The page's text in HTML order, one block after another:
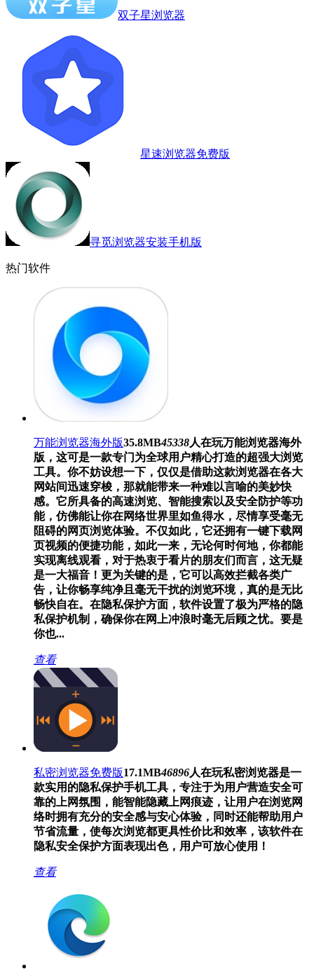
双子星浏览器
星速浏览器免费版
寻觅浏览器安装手机版
热门软件
万能浏览器海外版35.8MB45338人在玩万能浏览器海外
版，这可是一款专门为全球用户精心打造的超强大浏览
工具。你不妨设想一下，仅仅是借助这款浏览器在各大
网站间迅速穿梭，那就能带来一种难以言喻的美妙快
感。它所具备的高速浏览、智能搜索以及安全防护等功
能，仿佛能让你在网络世界里如鱼得水，尽情享受毫无
阻碍的网页浏览体验。不仅如此，它还拥有一键下载网
页视频的便捷功能，如此一来，无论何时何地，你都能
实现离线观看，对于热衷于看片的朋友们而言，这无疑
是一大福音！更为关键的是，它可以高效拦截各类广
告，让你畅享纯净且毫无干扰的浏览环境，真的是无比
畅快自在。在隐私保护方面，软件设置了极为严格的隐
私保护机制，确保你在网上冲浪时毫无后顾之忧。要是
你也...
查看
私密浏览器免费版17.1MB46896人在玩私密浏览器是一
款实用的隐私保护手机工具，专注于为用户营造安全可
靠的上网氛围，能智能隐藏上网痕迹，让用户在浏览网
络时拥有充分的安全感与安心体验，同时还能帮助用户
节省流量，使每次浏览都更具性价比和效率，该软件在
隐私安全保护方面表现出色，用户可放心使用！
查看